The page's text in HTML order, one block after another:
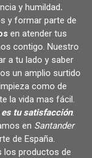
y humildad.
y formar parte de
en atender tus
contigo. Nuestro
a tu lado y saber
un amplio surtido
como de
la vida mas fácil.
tu satisfacción.
en Santander
de España.
los productos de